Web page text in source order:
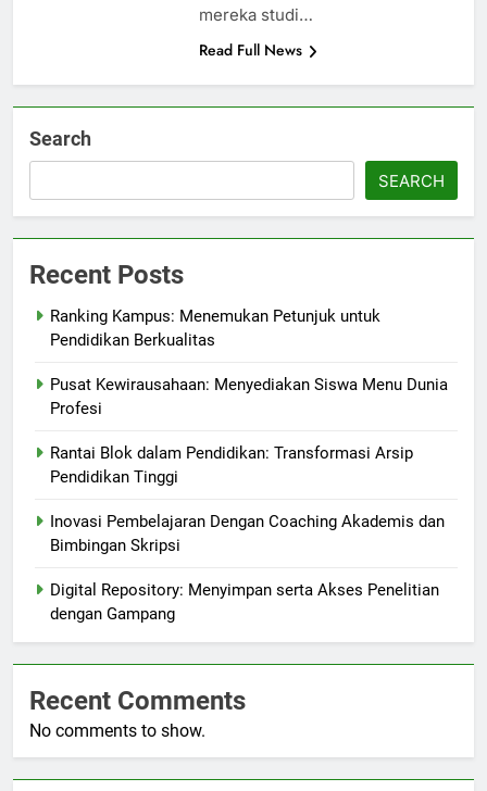
mereka studi…
Read Full News
Search
SEARCH
Recent Posts
Ranking Kampus: Menemukan Petunjuk untuk
Pendidikan Berkualitas
Pusat Kewirausahaan: Menyediakan Siswa Menu Dunia
Profesi
Rantai Blok dalam Pendidikan: Transformasi Arsip
Pendidikan Tinggi
Inovasi Pembelajaran Dengan Coaching Akademis dan
Bimbingan Skripsi
Digital Repository: Menyimpan serta Akses Penelitian
dengan Gampang
Recent Comments
No comments to show.